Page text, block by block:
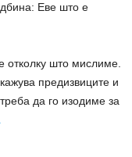
Еве што е
отколку што мислиме.
предизвиците и
да го изодиме за
.